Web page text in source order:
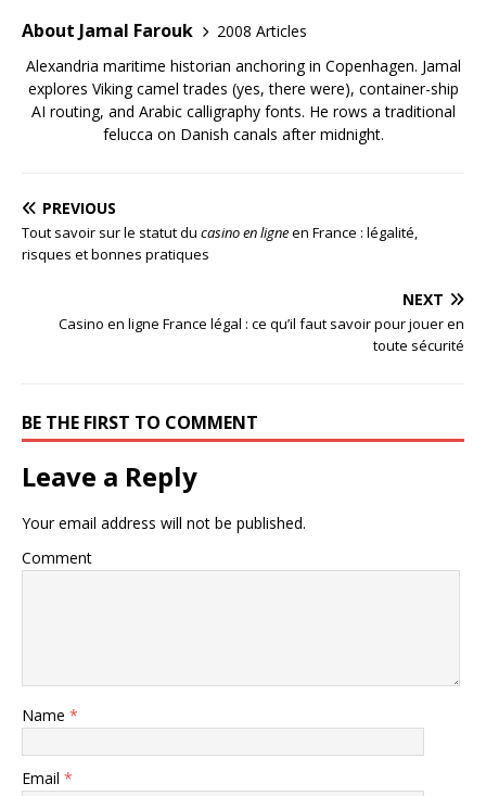
About Jamal Farouk
2008 Articles
Alexandria maritime historian anchoring in Copenhagen. Jamal
explores Viking camel trades (yes, there were), container-ship
AI routing, and Arabic calligraphy fonts. He rows a traditional
felucca on Danish canals after midnight.
PREVIOUS
Tout savoir sur le statut du casino en ligneen France : légalité,
risques et bonnes pratiques
NEXT
Casino en ligne France légal : ce qu’il faut savoir pour jouer en
toute sécurité
BE THE FIRST TO COMMENT
Leave a Reply
Your email address will not be published.
Comment
Name *
Email *